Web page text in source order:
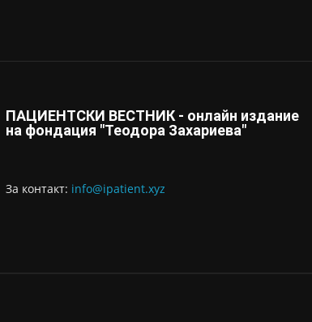
ПАЦИЕНТСКИ ВЕСТНИК - онлайн издание
на фондация "Теодора Захариева"
За контaкт: info@ipatient.xyz